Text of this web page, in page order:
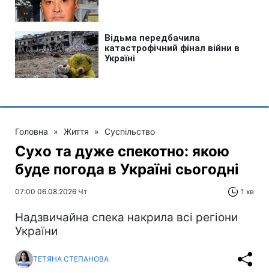
Головна » Життя » Суспільство
Сухо та дуже спекотно: якою
буде погода в Україні сьогодні
07:00 06.08.2026 Чт 1 хв
Надзвичайна спека накрила всі регіони
України
ТЕТЯНА СТЕПАНОВА